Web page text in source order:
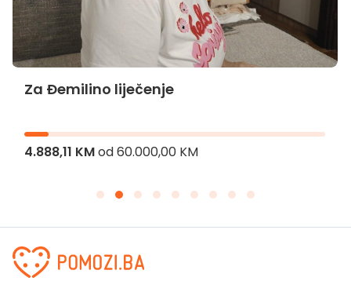
Za Đemilino liječenje
4.888,11 KMod60.000,00 KM